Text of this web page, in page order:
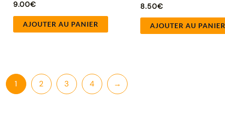
9.00€
AJOUTER AU PANIER
8.50€
AJOUTER AU PANIER
1 2 3 4 →